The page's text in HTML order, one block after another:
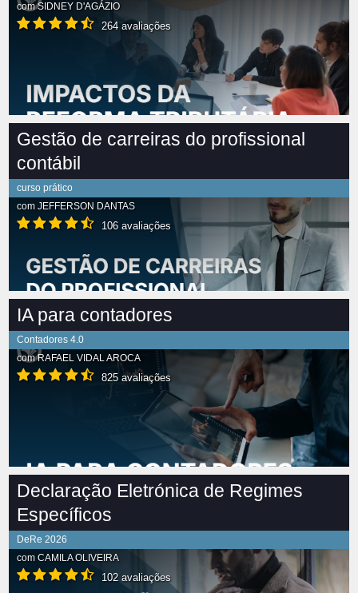
comSIDNEY D'AGÁZIO
264 avaliações
Gestão de carreiras do profissional
contábil
curso prático
com JEFFERSON DANTAS
106 avaliações
IA para contadores
Contadores 4.0
comRAFAEL VIDAL AROCA
825 avaliações
Declaração Eletrónica de Regimes
Específicos
DeRe 2026
com CAMILA OLIVEIRA
102 avaliações